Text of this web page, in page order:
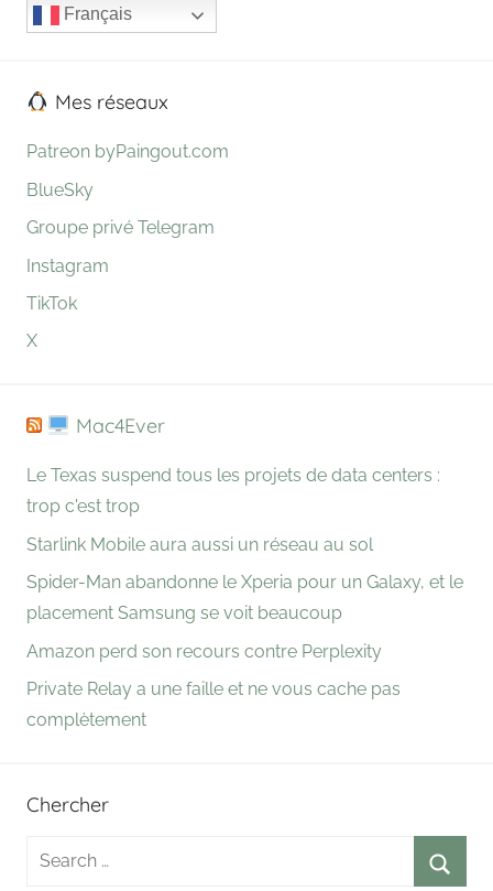
Français
Mes réseaux
Patreon byPaingout.com
BlueSky
Groupe privé Telegram
Instagram
TikTok
X
Mac4Ever
Le Texas suspend tous les projets de data centers :
trop c'est trop
Starlink Mobile aura aussi un réseau au sol
Spider-Man abandonne le Xperia pour un Galaxy, et le
placement Samsung se voit beaucoup
Amazon perd son recours contre Perplexity
Private Relay a une faille et ne vous cache pas
complètement
Chercher
Search